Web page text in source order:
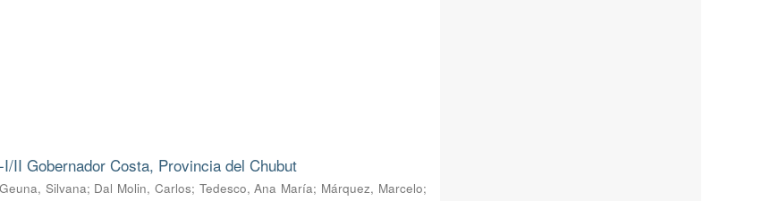
II Gobernador Costa, Provincia del Chubut
Geuna, Silvana; Dal Molin, Carlos; Tedesco, Ana María; Márquez, Marcelo;